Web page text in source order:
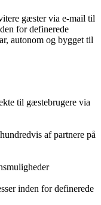
gæster via e-mail til
for definerede
autonom og bygget til
til gæstebrugere via
af partnere på
inden for definerede